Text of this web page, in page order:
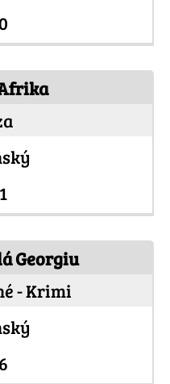
Georgiu
- Krimi